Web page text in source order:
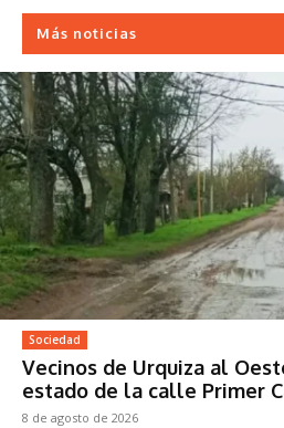
Más noticias
Sociedad
Vecinos de Urquiza al
estado de la calle Primer
8 de agosto de 2026